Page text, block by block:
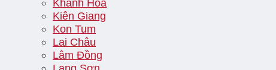
Khánh Hòa
Kiên Giang
Kon Tum
Lai Châu
Lâm Đồng